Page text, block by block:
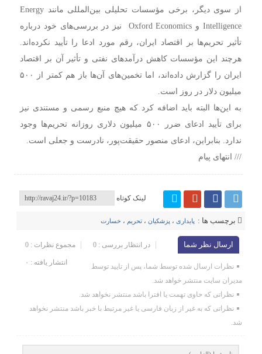
از سوی دیگر، برخی مؤسسات تحلیلی بین‌المللی مانند Energy
Intelligence و Oxford Economics نیز در بررسی‌های خود درباره
تأثیر تحریم‌ها بر اقتصاد ایران، رقم مورد ادعا را تأیید نکرده‌اند.
هرچند این مؤسسات کاهش درآمدهای نفتی و تأثیر آن بر اقتصاد
ایران را گزارش داده‌اند، اما تخمین‌های آن‌ها باز هم کمتر از ۵۰۰
میلیون دلار در روز است.
به این‌ها البته باید اضافه کرد که هیچ منبع رسمی و مستندی نیز
برای تأیید ادعای ضرر ۵۰۰ میلیون دلاری روزانه تحریم‌ها وجود
ندارد. بنابراین، ادعای منصور حقیقت‌پور، نادرست و جعلی است.
/// انتهای پیام
لینک کوتاه
برچسب ها : پایداری ، پزشکیان ،تحریم ، خسارت
ارسال نظر شما مجموع نظرات : 0 در انتظار بررسی : 0
انتشار یافته : ۰
نظرات ارسال شده توسط شما، پس از تایید توسط
مدیران سایت منتشر خواهد شد.
نظراتی که حاوی تهمت یا افترا باشد منتشر نخواهد شد.
نظراتی که به غیر از زبان فارسی یا غیر مرتبط با خبر باشد منتشر نخواهد
شد.